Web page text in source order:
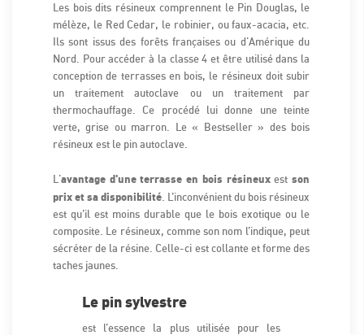
Les bois dits résineux comprennent le Pin Douglas, le
mélèze, le Red Cedar, le robinier, ou faux-acacia, etc.
Ils sont issus des forêts françaises ou d'Amérique du
Nord. Pour accéder à la classe 4 et être utilisé dans la
conception de terrasses en bois, le résineux doit subir
un traitement autoclave ou un traitement par
thermochauffage. Ce procédé lui donne une teinte
verte, grise ou marron. Le « Bestseller » des bois
résineux est le pin autoclave.
L'avantage d'une terrasse en bois résineuxestson
prix et sa disponibilité. L’inconvénient du bois résineux
est qu’il est moins durable que le bois exotique ou le
composite. Le résineux, comme son nom l’indique, peut
sécréter de la résine. Celle-ci est collante et forme des
taches jaunes.
Le pin sylvestre
est l’essence la plus utilisée pour les